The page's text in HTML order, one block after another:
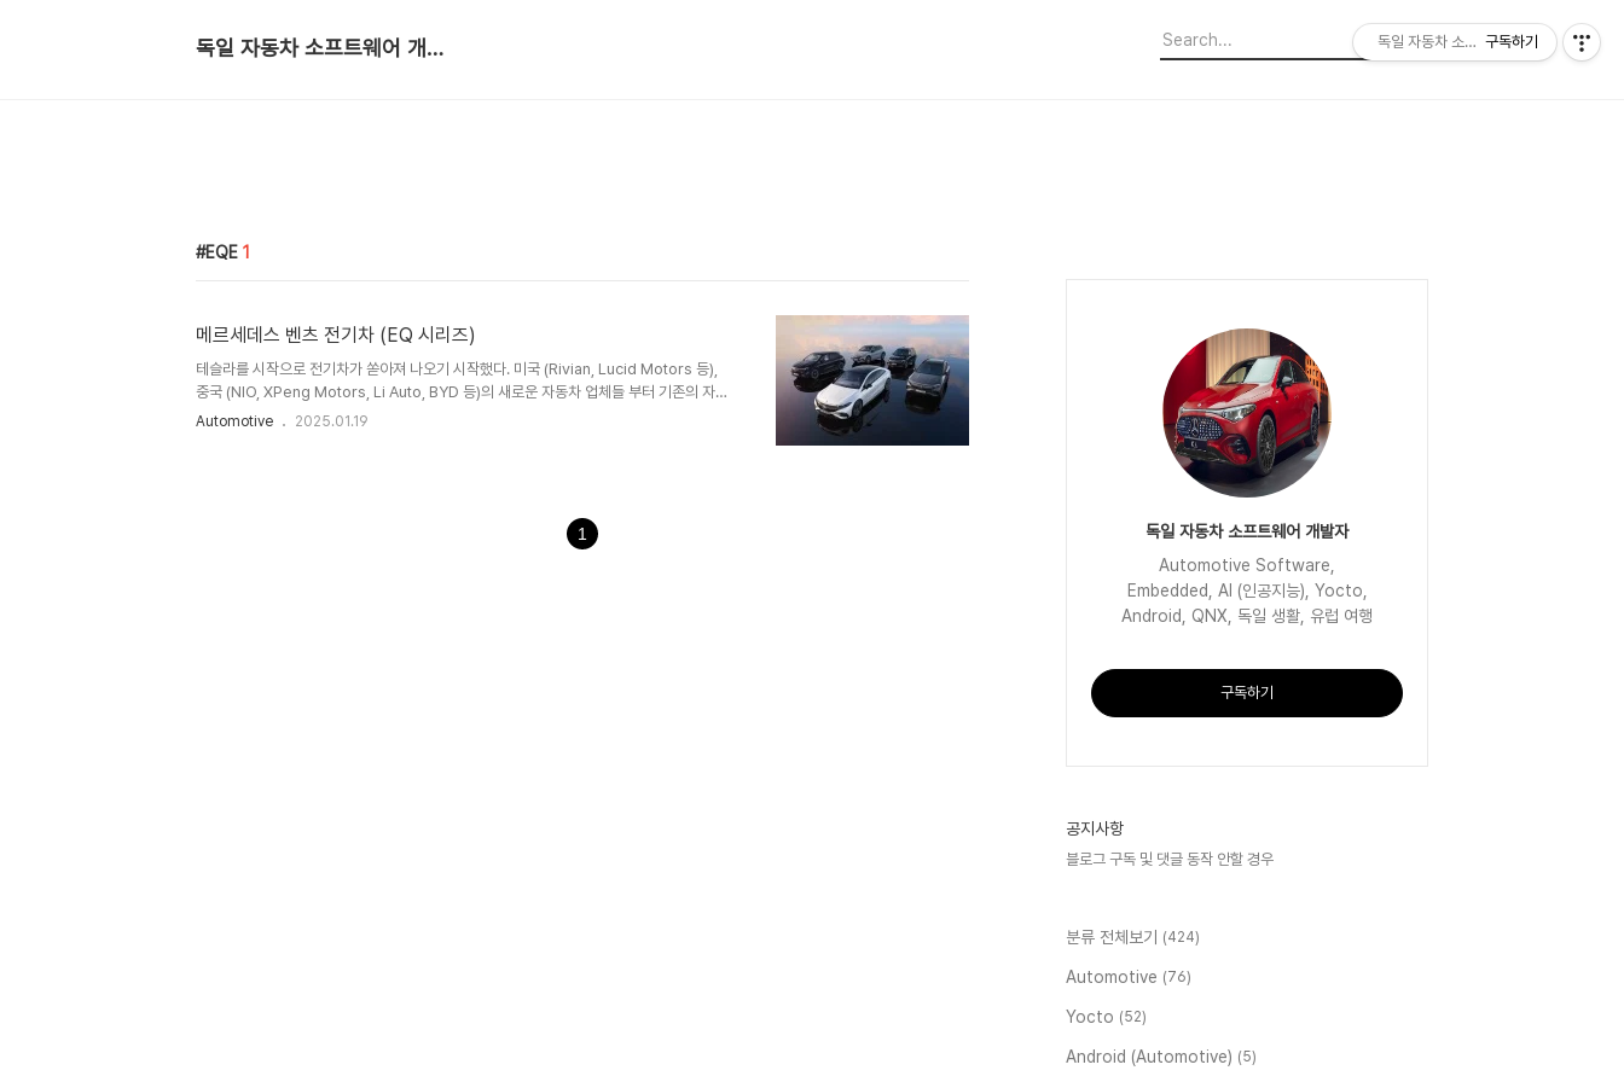
독일 자동차 소프트웨어 개발자
EQE 1
메르세데스 벤츠 전기차 (EQ 시리즈)
테슬라를 시작으로 전기차가 쏟아져 나오기 시작했다. 미국 (Rivian, Lucid Motors 등),
중국 (NIO, XPeng Motors, Li Auto, BYD 등)의 새로운 자동차 업체들 부터 기존의 자
동차 회사인 메르세데스 벤츠, BMW, 폭스바겐, 아우디, 현대자동차에 이르기까지 전기차
Automotive 2025.01.19
1
독일 자동차 소프트웨어 개발자
Automotive Software,
Embedded, AI (인공지능), Yocto,
Android, QNX, 독일 생활, 유럽 여행
구독하기
공지사항
블로그 구독 및 댓글 동작 안할 경우
분류 전체보기 (424)
Automotive (76)
Yocto (52)
Android (Automotive) (5)
독일 자동차 소프트웨어 개발자
구독하기